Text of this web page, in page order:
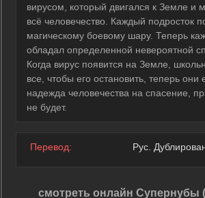
вирусом, который двигался к Земле и
всё человечество. Каждый подросток
магическому боевому шару. Теперь
обладал определенной невероятной
Когда вирус появится на Земле,
все, чтобы его остановить, теперь они
надежда человечества на спасение,
не будет.
Перевод: Рус.
смотреть онлайн Супернубы